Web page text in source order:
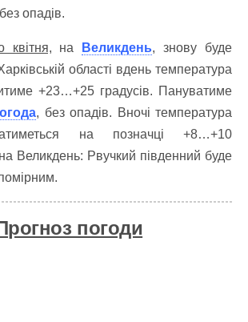
опадів.
квітня, на Великдень, знову буде
області вдень температура
+23…+25 градусів. Пануватиме
, без опадів. Вночі температура
на позначці +8…+10
Великдень: Рвучкий південний буде
погоди